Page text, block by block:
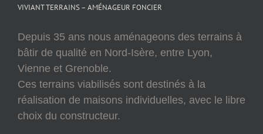
VIVIANT TERRAINS – AMÉNAGEUR FONCIER
Depuis 35 ans nous aménageons des terrains à
bâtir de qualité en Nord-Isère, entre Lyon,
Vienne et Grenoble.
Ces terrains viabilisés sont destinés à la
réalisation de maisons individuelles, avec le libre
choix du constructeur.